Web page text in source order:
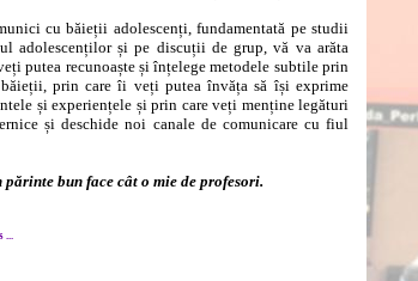
cu băieții adolescenți, fundamentată pe studii
adolescenților și pe discuții de grup, vă va arăta
putea recunoaște și înțelege metodele subtile prin
băieții, prin care îi veți putea învăța să își exprime
și experiențele și prin care veți menține legături
și deschide noi canale de comunicare cu fiul
părinte bun face cât o mie de profesori.
...